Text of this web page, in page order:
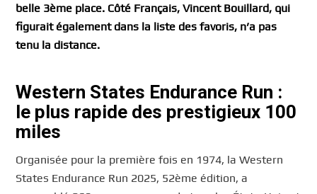
belle 3ème place. Côté Français, Vincent Bouillard, qui
figurait également dans la liste des favoris, n’a pas
tenu la distance.
Western States Endurance Run :
le plus rapide des prestigieux 100
miles
Organisée pour la première fois en 1974, la Western
States Endurance Run 2025, 52ème édition, a